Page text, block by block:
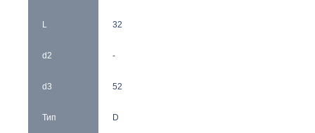
L
d2
d3
Тип
32
-
52
D